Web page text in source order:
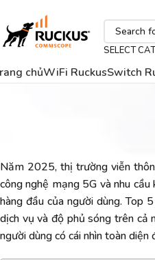
SELECT
chủWiFi RuckusSwitch
Năm 2025, thị trường viễn
công nghệ mạng 5G và nhu
hàng đầu của người dùng. Top
dịch vụ và độ phủ sóng trên cả
người dùng có cái nhìn toàn